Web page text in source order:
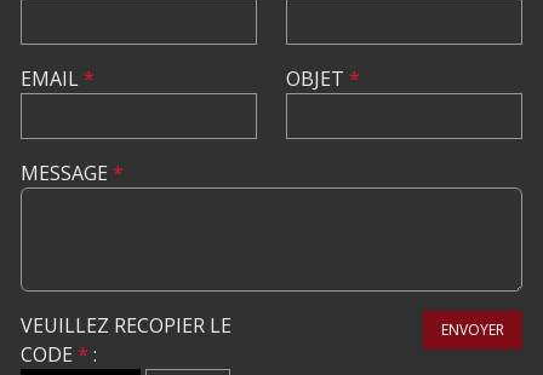
EMAIL* OBJET *
MESSAGE *
VEUILLEZ RECOPIER LE
CODE * :
ENVOYER